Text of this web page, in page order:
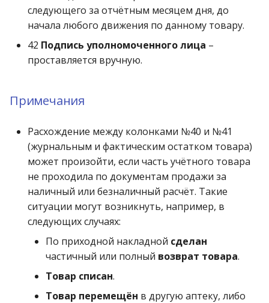
следующего за отчётным месяцем дня, до
начала любого движения по данному товару.
42 Подпись уполномоченного лица –
проставляется вручную.
Примечания
Расхождение между колонками №40 и №41
(журнальным и фактическим остатком товара)
может произойти, если часть учётного товара
не проходила по документам продажи за
наличный или безналичный расчёт. Такие
ситуации могут возникнуть, например, в
следующих случаях:
По приходной накладной сделан
частичный или полный возврат товара.
Товар списан.
Товар перемещён в другую аптеку, либо